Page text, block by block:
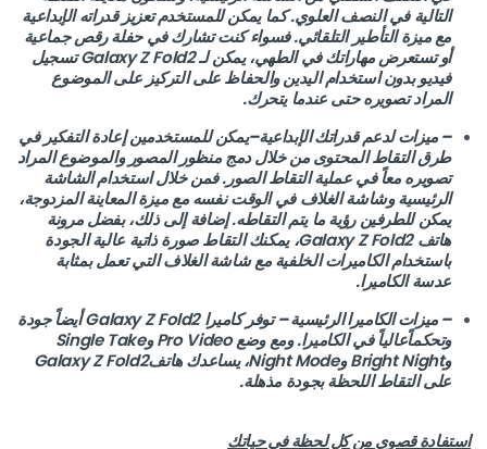
التالية في النصف العلوي. كما يمكن للمستخدم تعزيز قدراته الإبداعية
مع ميزة التأطير التلقائي. فسواء كنت تشارك في حفلة رقص جماعية
أو تستعرض مهاراتك في الطهي، يمكن لـ Galaxy Z Fold2 تسجيل
فيديو بدون استخدام اليدين والحفاظ على التركيز على الموضوع
المراد تصويره حتى عندما يتحرك.
–ميزات لدعم قدراتك الإبداعية–يمكن للمستخدمين إعادة التفكير في
طرق التقاط المحتوى من خلال دمج منظور المصور والموضوع المراد
تصويره معاً في عملية التقاط الصور. فمن خلال استخدام الشاشة
الرئيسية وشاشة الغلاف في الوقت نفسه مع ميزة المعاينة المزدوجة،
يمكن للطرفين رؤية ما يتم التقاطه. إضافة إلى ذلك، بفضل مرونة
هاتف Galaxy Z Fold2، يمكنك التقاط صورة ذاتية عالية الجودة
باستخدام الكاميرات الخلفية مع شاشة الغلاف التي تعمل بمثابة
عدسة الكاميرا.
–ميزات الكاميرا الرئيسية–
توفر كاميرا Galaxy Z Fold2 أيضاً جودة
وتحكماًعالياً في الكاميرا. ومع وضع Pro Video وSingle Take
وBright Night وNight Mode، يساعدك هاتفGalaxy Z Fold2
على التقاط اللحظة بجودة مذهلة.
استفادة قصوى من كل لحظة في حياتك